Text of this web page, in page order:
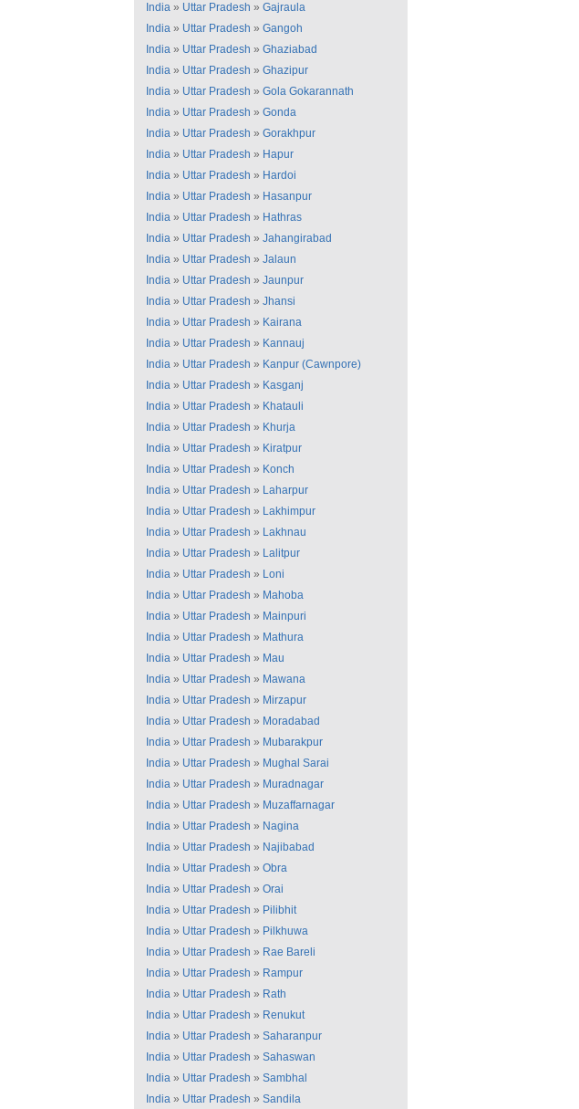
India » Uttar Pradesh » Gajraula
India » Uttar Pradesh » Gangoh
India » Uttar Pradesh » Ghaziabad
India » Uttar Pradesh » Ghazipur
India » Uttar Pradesh » Gola Gokarannath
India » Uttar Pradesh » Gonda
India » Uttar Pradesh » Gorakhpur
India » Uttar Pradesh » Hapur
India » Uttar Pradesh » Hardoi
India » Uttar Pradesh » Hasanpur
India » Uttar Pradesh » Hathras
India » Uttar Pradesh » Jahangirabad
India » Uttar Pradesh » Jalaun
India » Uttar Pradesh » Jaunpur
India » Uttar Pradesh » Jhansi
India » Uttar Pradesh » Kairana
India » Uttar Pradesh » Kannauj
India » Uttar Pradesh » Kanpur (Cawnpore)
India » Uttar Pradesh » Kasganj
India » Uttar Pradesh » Khatauli
India » Uttar Pradesh » Khurja
India » Uttar Pradesh » Kiratpur
India » Uttar Pradesh » Konch
India » Uttar Pradesh » Laharpur
India » Uttar Pradesh » Lakhimpur
India » Uttar Pradesh » Lakhnau
India » Uttar Pradesh » Lalitpur
India » Uttar Pradesh » Loni
India » Uttar Pradesh » Mahoba
India » Uttar Pradesh » Mainpuri
India » Uttar Pradesh » Mathura
India » Uttar Pradesh » Mau
India » Uttar Pradesh » Mawana
India » Uttar Pradesh » Mirzapur
India » Uttar Pradesh » Moradabad
India » Uttar Pradesh » Mubarakpur
India » Uttar Pradesh » Mughal Sarai
India » Uttar Pradesh » Muradnagar
India » Uttar Pradesh » Muzaffarnagar
India » Uttar Pradesh » Nagina
India » Uttar Pradesh » Najibabad
India » Uttar Pradesh » Obra
India » Uttar Pradesh » Orai
India » Uttar Pradesh » Pilibhit
India » Uttar Pradesh » Pilkhuwa
India » Uttar Pradesh » Rae Bareli
India » Uttar Pradesh » Rampur
India » Uttar Pradesh » Rath
India » Uttar Pradesh » Renukut
India » Uttar Pradesh » Saharanpur
India » Uttar Pradesh » Sahaswan
India » Uttar Pradesh » Sambhal
India » Uttar Pradesh » Sandila